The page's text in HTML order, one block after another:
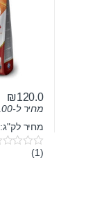
₪120.0
מחיר ל-100 גרם:
מחיר לק"ג: 48₪
0(1)